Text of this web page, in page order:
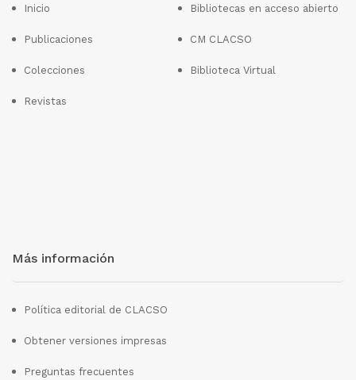
Inicio
Publicaciones
Colecciones
Revistas
Bibliotecas en acceso abierto
CM CLACSO
Biblioteca Virtual
Más información
Política editorial de CLACSO
Obtener versiones impresas
Preguntas frecuentes